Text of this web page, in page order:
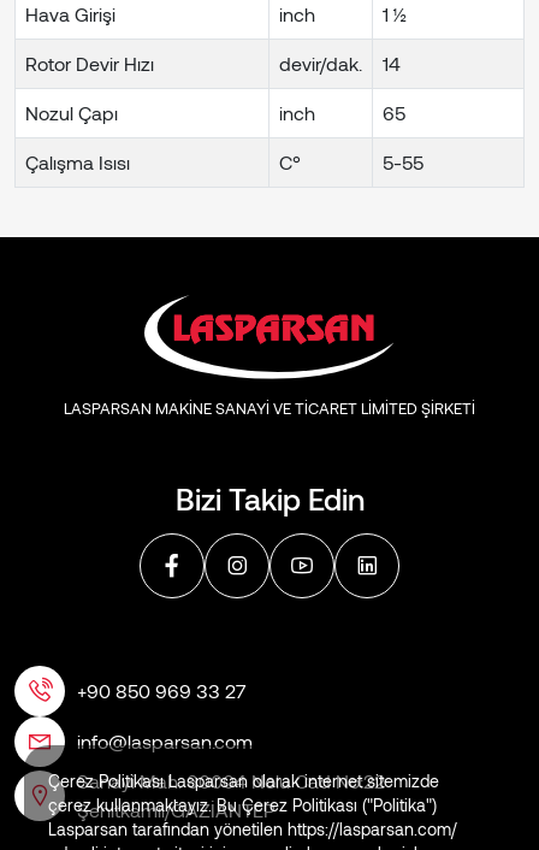
Hava Girişi inch 1 ½
Rotor Devir Hızı devir/dak. 14
Nozul Çapı inch 65
Çalışma Isısı C° 5-55
Bizi Takip Edin
LASPARSAN MAKİNE SANAYİ VE TİCARET LİMİTED ŞİRKETİ
+90 850 969 33 27
info@lasparsan.com
Sanayi Mah. 60004 Nolu Cad No:22
Şehitkamil/GAZİANTEP
Çerez Politikası Lasparsan olarak internet sitemizde
çerez kullanmaktayız. Bu Çerez Politikası ("Politika")
Lasparsan tarafından yönetilen https://lasparsan.com/